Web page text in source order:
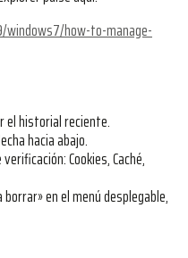
how-to-manage-
el historial reciente.
hacia abajo.
Cookies, Caché,
en el menú desplegable,